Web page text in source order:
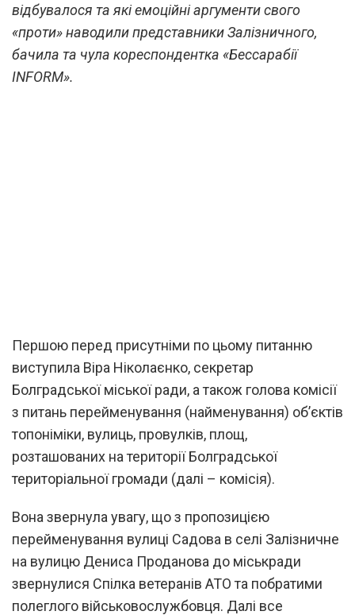
відбувалося та які емоційні аргументи свого
«проти» наводили представники Залізничного,
бачила та чула кореспондентка «Бессарабії
INFORM».
Першою перед присутніми по цьому питанню
виступила Віра Ніколаєнко, секретар
Болградської міської ради, а також голова комісії
з питань перейменування (найменування) об’єктів
топоніміки, вулиць, провулків, площ,
розташованих на території Болградської
територіальної громади (далі – комісія).
Вона звернула увагу, що з пропозицією
перейменування вулиці Садова в селі Залізничне
на вулицю Дениса Проданова до міськради
звернулися Спілка ветеранів АТО та побратими
полеглого військовослужбовця. Далі все